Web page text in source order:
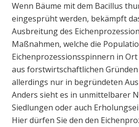
Wenn Bäume mit dem Bacillus
eingesprüht werden, bekämpft
Ausbreitung des
Maßnahmen, welche die
Eichenprozessionsspinnern in
aus forstwirtschaftlichen
allerdings nur in begründeten
Anders sieht es in unmittelbarer
Siedlungen oder auch
Hier dürfen Sie den den